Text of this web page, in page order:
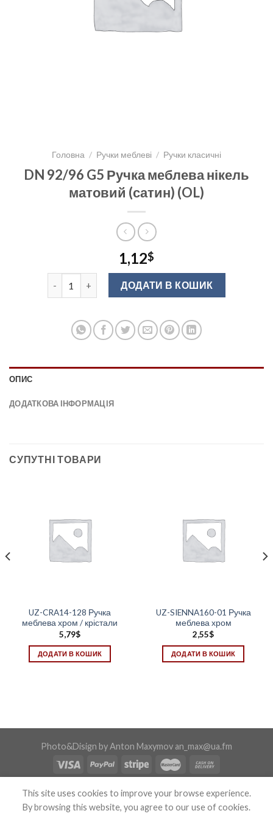
Головна / Ручки меблеві / Ручки класичні
DN 92/96 G5 Ручка меблева нікель
матовий (сатин) (OL)
1,12$
DN 92/96 G5 Ручка меблева нікель матовий (сатин)
ДОДАТИ В КОШИК
ОПИС
ДОДАТКОВА ІНФОРМАЦІЯ
СУПУТНІ ТОВАРИ
UZ-CRA14-128 Ручка
меблева хром / крістали
5,79$
ДОДАТИ В КОШИК
UZ-SIENNA160-01 Ручка
меблева хром
2,55$
ДОДАТИ В КОШИК
Photo&Disign by Anton Maxymov an_max@ua.fm
This site uses cookies to improve your browse experience.
By browsing this website, you agree to our use of cookies.